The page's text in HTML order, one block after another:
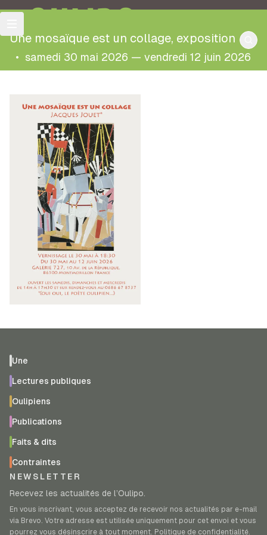
OULIPO
Une mosaïque est un collage, exposition
• samedi 30 mai 2026 — vendredi 12 juin 2026
Une
Lectures publiques
Oulipiens
Publications
Faits & dits
Contraintes
NEWSLETTER
Recevez les actualités de l’Oulipo.
En vous inscrivant, vous acceptez de recevoir nos actualités par e-mail
via Brevo. Votre adresse est utilisée uniquement pour cet envoi et vous
pourrez vous désinscrire à tout moment. Politique de confidentialité